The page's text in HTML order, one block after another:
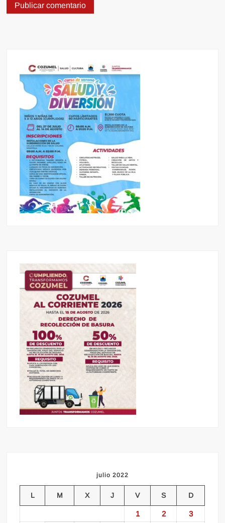
julio 2022
L M X J V S D
1 2
3